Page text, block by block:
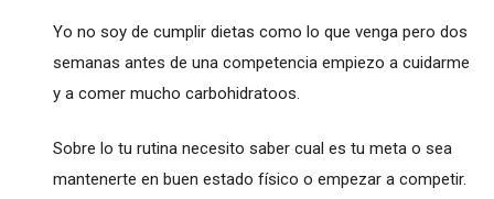
Yo no soy de cumplir dietas como lo que venga pero dos
semanas antes de una competencia empiezo a cuidarme
y a comer mucho carbohidratoos.
Sobre lo tu rutina necesito saber cual es tu meta o sea
mantenerte en buen estado físico o empezar a competir.